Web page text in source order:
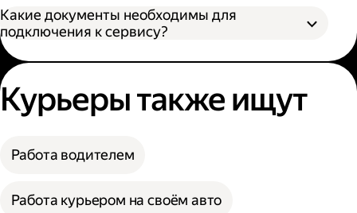
Какие документы необходимы для
подключения к сервису?
Курьеры также ищут
Работа водителем
Работа курьером на своём авто